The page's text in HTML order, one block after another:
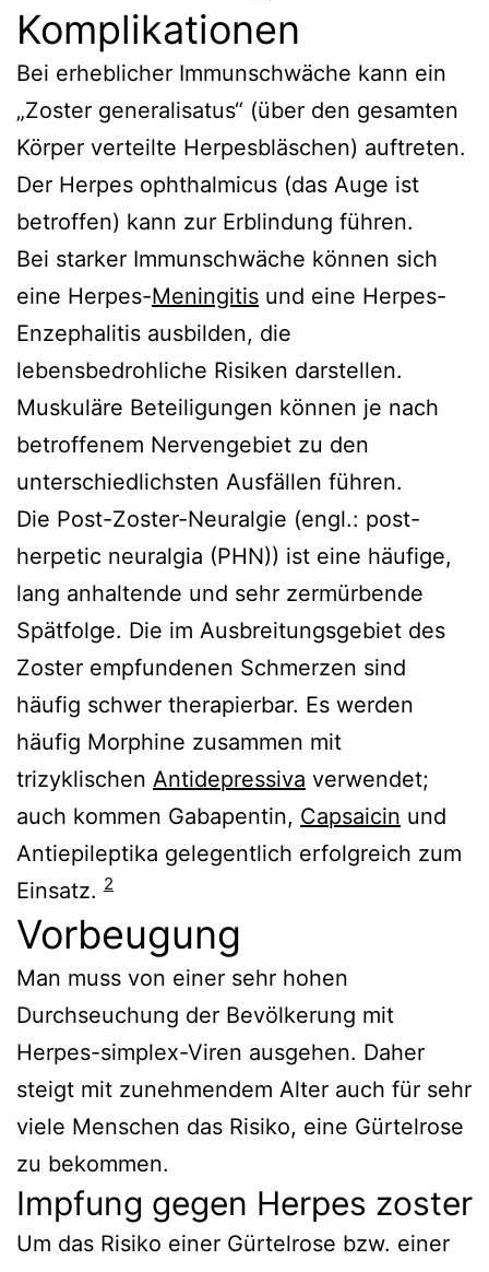
Komplikationen
Bei erheblicher Immunschwäche kann ein
„Zoster generalisatus“ (über den gesamten
Körper verteilte Herpesbläschen) auftreten.
Der Herpes ophthalmicus (das Auge ist
betroffen) kann zur Erblindung führen.
Bei starker Immunschwäche können sich
eine Herpes-Meningitis und eine Herpes-
Enzephalitis ausbilden, die
lebensbedrohliche Risiken darstellen.
Muskuläre Beteiligungen können je nach
betroffenem Nervengebiet zu den
unterschiedlichsten Ausfällen führen.
Die Post-Zoster-Neuralgie (engl.: post-
herpetic neuralgia (PHN)) ist eine häufige,
lang anhaltende und sehr zermürbende
Spätfolge. Die im Ausbreitungsgebiet des
Zoster empfundenen Schmerzen sind
häufig schwer therapierbar. Es werden
häufig Morphine zusammen mit
trizyklischen Antidepressiva verwendet;
auch kommen Gabapentin, Capsaicin und
Antiepileptika gelegentlich erfolgreich zum
Einsatz. 2
Vorbeugung
Man muss von einer sehr hohen
Durchseuchung der Bevölkerung mit
Herpes-simplex-Viren ausgehen. Daher
steigt mit zunehmendem Alter auch für sehr
viele Menschen das Risiko, eine Gürtelrose
zu bekommen.
Impfung gegen Herpes zoster
Um das Risiko einer Gürtelrose bzw. einer